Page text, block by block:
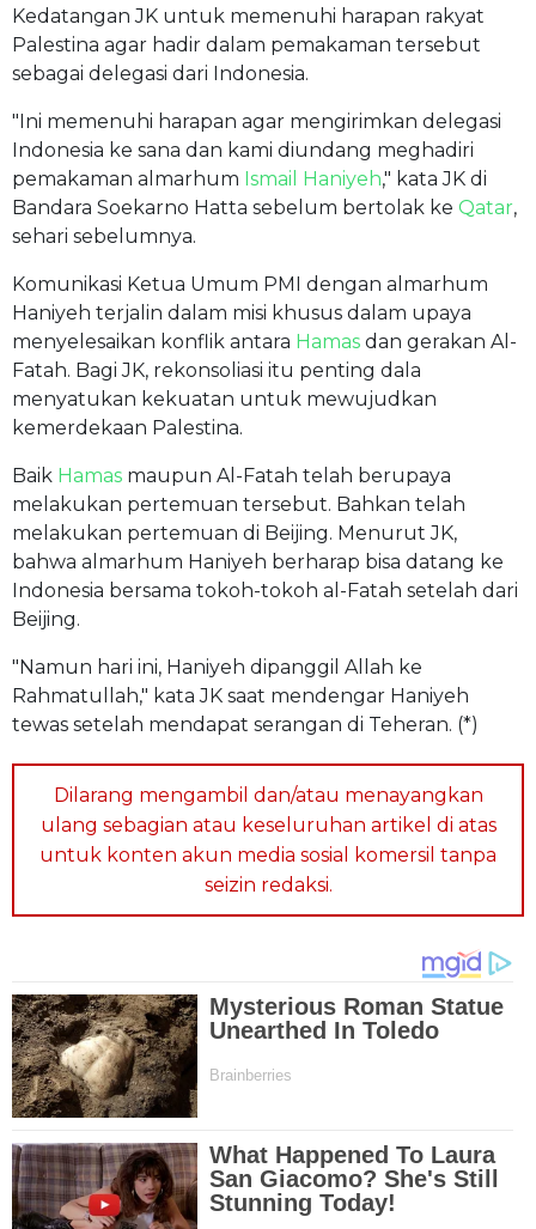
Kedatangan JK untuk memenuhi harapan rakyat
Palestina agar hadir dalam pemakaman tersebut
sebagai delegasi dari Indonesia.
"Ini memenuhi harapan agar mengirimkan delegasi
Indonesia ke sana dan kami diundang meghadiri
pemakaman almarhum Ismail Haniyeh," kata JK di
Bandara Soekarno Hatta sebelum bertolak ke Qatar,
sehari sebelumnya.
Komunikasi Ketua Umum PMI dengan almarhum
Haniyeh terjalin dalam misi khusus dalam upaya
menyelesaikan konflik antara Hamas dan gerakan Al-
Fatah. Bagi JK, rekonsoliasi itu penting dala
menyatukan kekuatan untuk mewujudkan
kemerdekaan Palestina.
Baik Hamas maupun Al-Fatah telah berupaya
melakukan pertemuan tersebut. Bahkan telah
melakukan pertemuan di Beijing. Menurut JK,
bahwa almarhum Haniyeh berharap bisa datang ke
Indonesia bersama tokoh-tokoh al-Fatah setelah dari
Beijing.
"Namun hari ini, Haniyeh dipanggil Allah ke
Rahmatullah," kata JK saat mendengar Haniyeh
tewas setelah mendapat serangan di Teheran. (*)
Dilarang mengambil dan/atau menayangkan
ulang sebagian atau keseluruhan artikel di atas
untuk konten akun media sosial komersil tanpa
seizin redaksi.